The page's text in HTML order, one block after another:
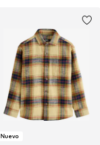
Nuevo